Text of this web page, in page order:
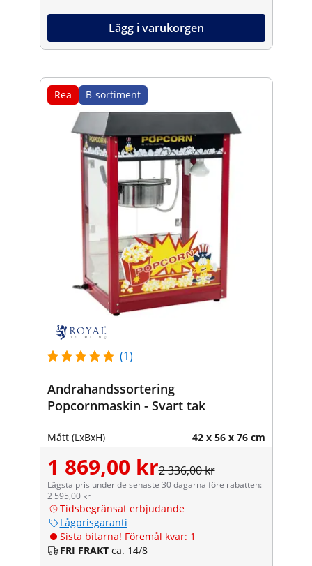
Lägg i varukorgen
Rea B-sortiment
(1)
Andrahandssortering
Popcornmaskin - Svart tak
Mått (LxBxH) 42 x 56 x 76 cm
1 869,00 kr2 336,00 kr
Lägsta pris under de senaste 30 dagarna före rabatten:
2 595,00 kr
Tidsbegränsat erbjudande
Lågprisgaranti
Sista bitarna! Föremål kvar: 1
FRI FRAKT ca. 14/8